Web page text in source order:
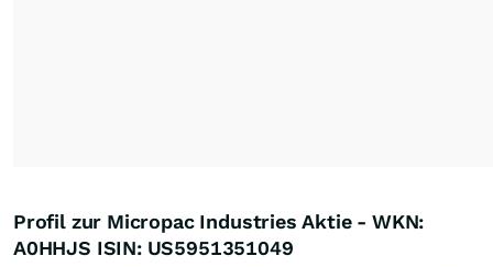
Profil zur Micropac Industries Aktie - WKN:
A0HHJS ISIN: US5951351049